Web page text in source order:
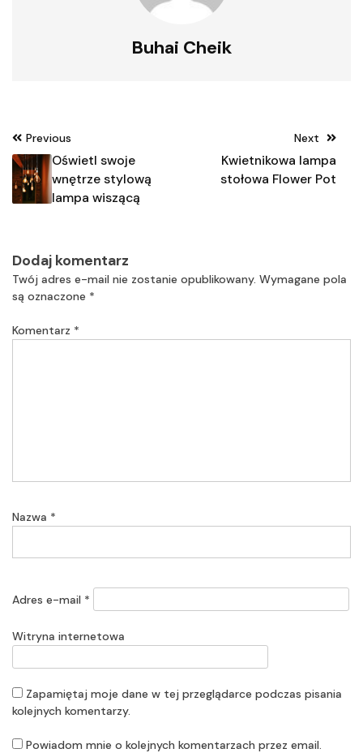
Buhai Cheik
Nawigacja
wpisu
Previous
Oświetl swoje
wnętrze stylową
lampa wiszącą
Next
Kwietnikowa lampa
stołowa Flower Pot
Dodaj komentarz
Twój adres e-mail nie zostanie opublikowany. Wymagane pola
są oznaczone *
Komentarz *
Nazwa *
Adres e-mail *
Witryna internetowa
Zapamiętaj moje dane w tej przeglądarce podczas pisania
kolejnych komentarzy.
Powiadom mnie o kolejnych komentarzach przez email.